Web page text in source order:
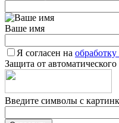
Ваше имя
Я согласен на
Защита от
Введите символы с